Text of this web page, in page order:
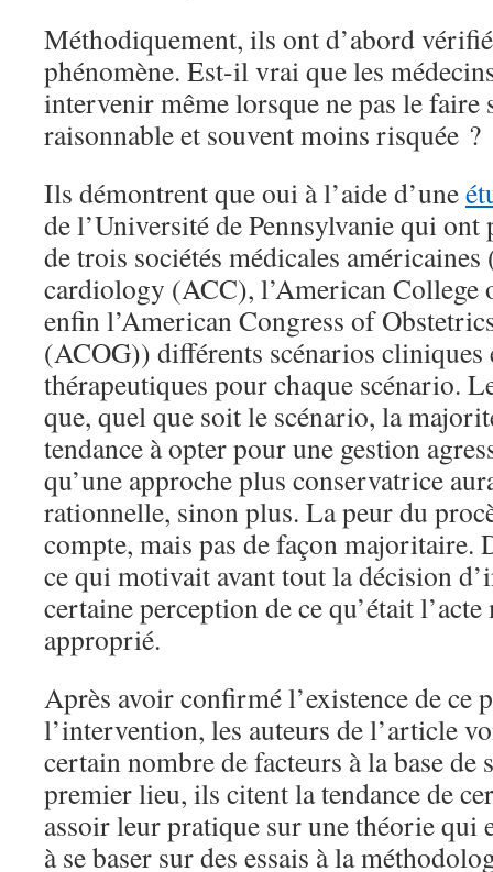
Méthodiquement, ils ont d’abord
phénomène. Est-il vrai que les
intervenir même lorsque ne pas le faire
raisonnable et souvent moins risquée ?
Ils démontrent que oui à l’aide d’une
de l’Université de Pennsylvanie qui ont
de trois sociétés médicales
cardiology (ACC), l’American College
enfin l’American Congress of
(ACOG)) différents scénarios
thérapeutiques pour chaque scénario.
que, quel que soit le scénario, la
tendance à opter pour une gestion
qu’une approche plus conservatrice
rationnelle, sinon plus. La peur du
compte, mais pas de façon majoritaire.
ce qui motivait avant tout la décision
certaine perception de ce qu’était
approprié.
Après avoir confirmé l’existence de ce
l’intervention, les auteurs de l’article
certain nombre de facteurs à la base de
premier lieu, ils citent la tendance de
assoir leur pratique sur une théorie qui
à se baser sur des essais à la